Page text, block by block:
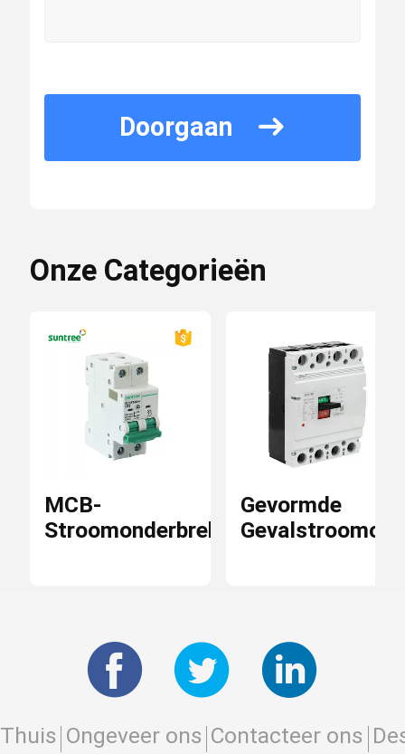
Doorgaan
Onze Categorieën
MCB-
Stroomonderbrekers
Gevormde
Thuis Ongeveer ons Contacteer ons